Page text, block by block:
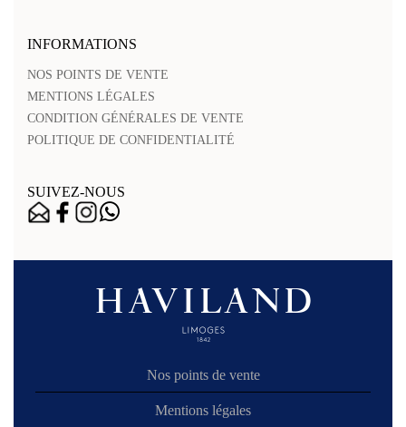
INFORMATIONS
NOS POINTS DE VENTE
MENTIONS LÉGALES
CONDITION GÉNÉRALES DE VENTE
POLITIQUE DE CONFIDENTIALITÉ
SUIVEZ-NOUS
Nos points de vente
Mentions légales